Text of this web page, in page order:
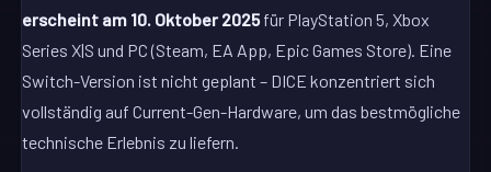
erscheint am 10. Oktober 2025für PlayStation 5, Xbox
Series X|S und PC (Steam, EA App, Epic Games Store). Eine
Switch-Version ist nicht geplant – DICE konzentriert sich
vollständig auf Current-Gen-Hardware, um das bestmögliche
technische Erlebnis zu liefern.